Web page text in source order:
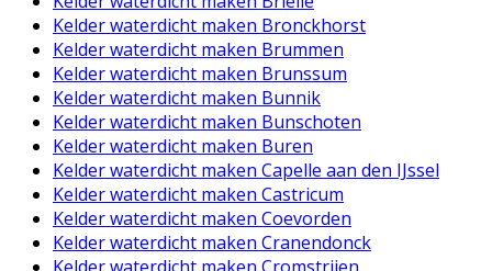
Kelder waterdicht maken Bronckhorst
Kelder waterdicht maken Brummen
Kelder waterdicht maken Brunssum
Kelder waterdicht maken Bunnik
Kelder waterdicht maken Bunschoten
Kelder waterdicht maken Buren
Kelder waterdicht maken Capelle aan den IJssel
Kelder waterdicht maken Castricum
Kelder waterdicht maken Coevorden
Kelder waterdicht maken Cranendonck
Kelder waterdicht maken Cromstrijen